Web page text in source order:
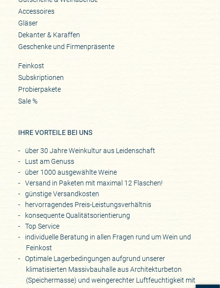
Accessoires
Gläser
Dekanter & Karaffen
Geschenke und Firmenpräsente
Feinkost
Subskriptionen
Probierpakete
Sale %
IHRE VORTEILE BEI UNS
über 30 Jahre Weinkultur aus Leidenschaft
Lust am Genuss
über 1000 ausgewählte Weine
Versand in Paketen mit maximal 12 Flaschen!
günstige Versandkosten
hervorragendes Preis-Leistungsverhältnis
konsequente Qualitätsorientierung
Top Service
individuelle Beratung in allen Fragen rund um Wein und
Feinkost
Optimale Lagerbedingungen aufgrund unserer
klimatisierten Massivbauhalle aus Architekturbeton
(Speichermasse) und weingerechter Luftfeuchtigkeit mit